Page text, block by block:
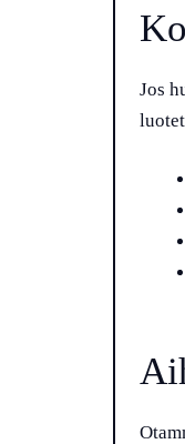
Jos